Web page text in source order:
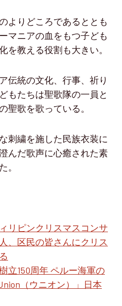
よりどころであるととも
マニアの血をもつ子ども
を教える役割も大きい。
伝統の文化、行事、祈り
もたちは聖歌隊の一員と
聖歌を歌っている。
刺繍を施した民族衣装に
んだ歌声に心癒された素
。
リピンクリスマスコンサ
、区民の皆さんにクリス
立150周年 ペルー海軍の
（ウニオン）」日本